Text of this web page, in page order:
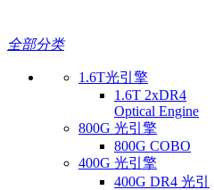
全部分类
1.6T光引擎
1.6T 2xDR4
Optical Engine
800G 光引擎
800G COBO
400G 光引擎
400G DR4 光引